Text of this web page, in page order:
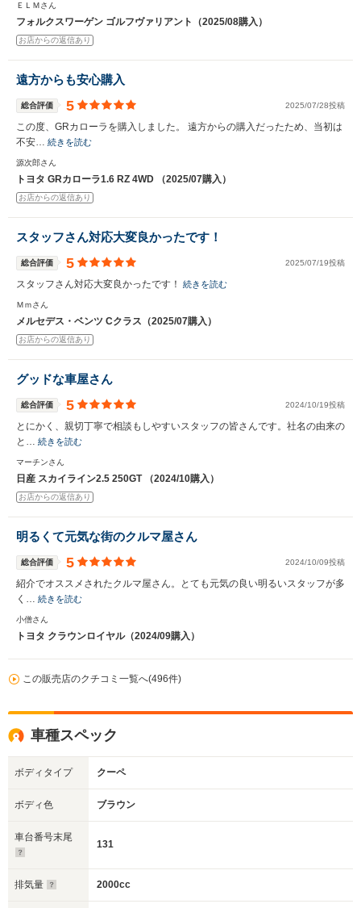
ＥＬＭさん
フォルクスワーゲン ゴルフヴァリアント（2025/08購入）
お店からの返信あり
遠方からも安心購入
総合評価 5 2025/07/28投稿
この度、GRカローラを購入しました。 遠方からの購入だったため、当初は
不安… 続きを読む
源次郎さん
トヨタ GRカローラ1.6 RZ 4WD （2025/07購入）
お店からの返信あり
スタッフさん対応大変良かったです！
総合評価 5 2025/07/19投稿
スタッフさん対応大変良かったです！ 続きを読む
Ｍｍさん
メルセデス・ベンツ Cクラス（2025/07購入）
お店からの返信あり
グッドな車屋さん
総合評価 5 2024/10/19投稿
とにかく、親切丁寧で相談もしやすいスタッフの皆さんです。社名の由来の
と… 続きを読む
マーチンさん
日産 スカイライン2.5 250GT （2024/10購入）
お店からの返信あり
明るくて元気な街のクルマ屋さん
総合評価 5 2024/10/09投稿
紹介でオススメされたクルマ屋さん。とても元気の良い明るいスタッフが多
く… 続きを読む
小僧さん
トヨタ クラウンロイヤル（2024/09購入）
この販売店のクチコミ一覧へ(496件)
車種スペック
ボディタイプ クーペ
ボディ色 ブラウン
車台番号末尾
131
排気量 2000cc